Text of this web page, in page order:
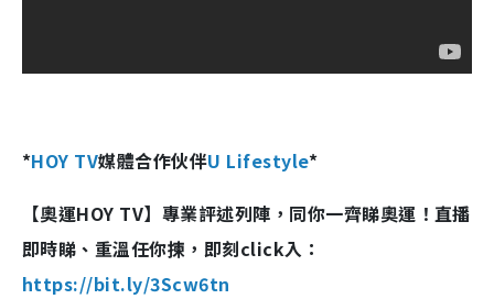
*HOY TV媒體合作伙伴U Lifestyle*
【奧運HOY TV】專業評述列陣，同你一齊睇奧運！直播
即時睇、重溫任你揀，即刻click入：
https://bit.ly/3Scw6tn